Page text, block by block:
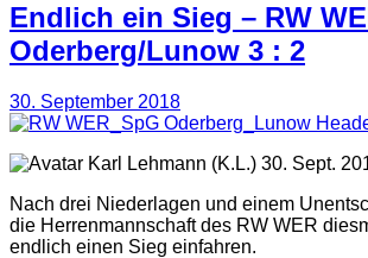
Endlich ein Sieg – RW
Oderberg/Lunow 3 : 2
30. September 2018
(K.L.) 30. Sept.
Nach drei Niederlagen und einem
die Herrenmannschaft des RW WER
endlich einen Sieg einfahren.